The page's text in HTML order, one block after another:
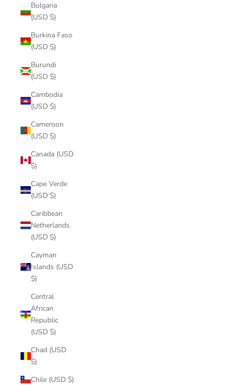
Bulgaria
(USD $)
Burkina Faso
(USD $)
Burundi
(USD $)
Cambodia
(USD $)
Cameroon
(USD $)
Canada (USD
$)
Cape Verde
(USD $)
Caribbean
Netherlands
(USD $)
Cayman
Islands (USD
$)
Central
African
Republic
(USD $)
Chad (USD
$)
Chile (USD $)